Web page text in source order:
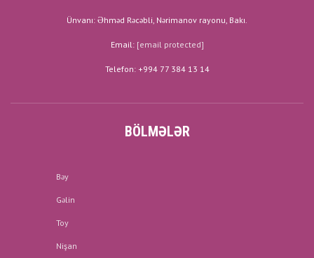
Ünvanı: Əhməd Rəcəbli, Nərimanov rayonu, Bakı.
Email: [email protected]
Telefon: +994 77 384 13 14
BÖLMƏLƏR
Bəy
Gəlin
Toy
Nişan